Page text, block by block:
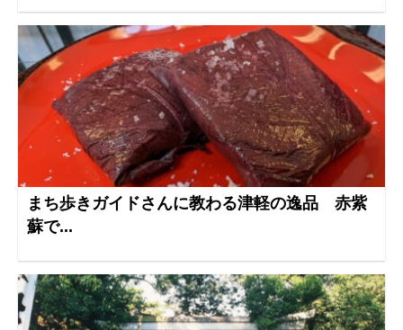
まち歩きガイドさんに教わる津軽の逸品 赤紫
蘇で...